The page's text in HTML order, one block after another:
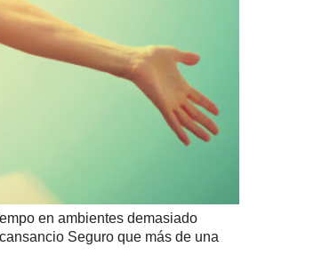
en ambientes demasiado
Seguro que más de una